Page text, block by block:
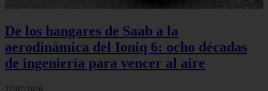
De los hangares de Saab a la
aerodinámica del Ioniq 6: ocho décadas
de ingeniería para vencer al aire
27/07/2026